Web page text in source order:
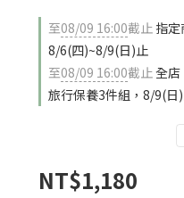
至08/09 16:00截止 指定
8/6(四)~8/9(日)止
至08/09 16:00截止全店
旅行保養3件組，8/9(日
NT$1,180